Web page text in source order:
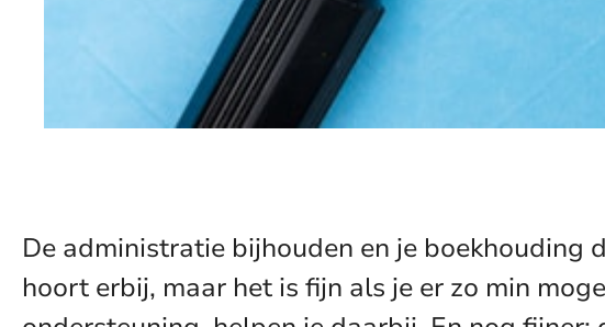
De administratie bijhouden en je boekhouding
hoort erbij, maar het is fijn als je er zo min